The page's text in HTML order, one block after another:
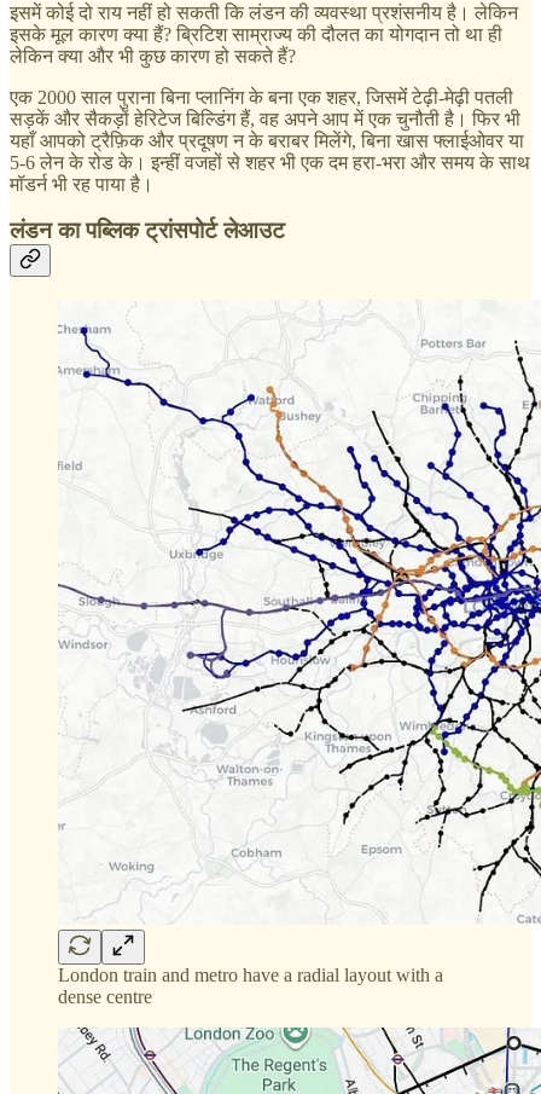
इसमें कोई दो राय नहीं हो सकती कि लंडन की व्यवस्था प्रशंसनीय है। लेकिन
इसके मूल कारण क्या हैं? ब्रिटिश साम्राज्य की दौलत का योगदान तो था ही
लेकिन क्या और भी कुछ कारण हो सकते हैं?
एक 2000 साल पुराना बिना प्लानिंग के बना एक शहर, जिसमेंं टेढ़ी-मेढ़ी पतली
सड़कें और सैकड़ों हेरिटेज बिल्डिंग हैं, वह अपने आप में एक चुनौती है। फिर भी
यहाँ आपको ट्रैफ़िक और प्रदूषण न के बराबर मिलेंगे, बिना खास फ्लाईओवर या
5-6 लेन के रोड के। इन्हीं वजहों से शहर भी एक दम हरा-भरा और समय के साथ
मॉडर्न भी रह पाया है।
लंडन का पब्लिक ट्रांसपोर्ट लेआउट
London train and metro have a radial layout with a
dense centre